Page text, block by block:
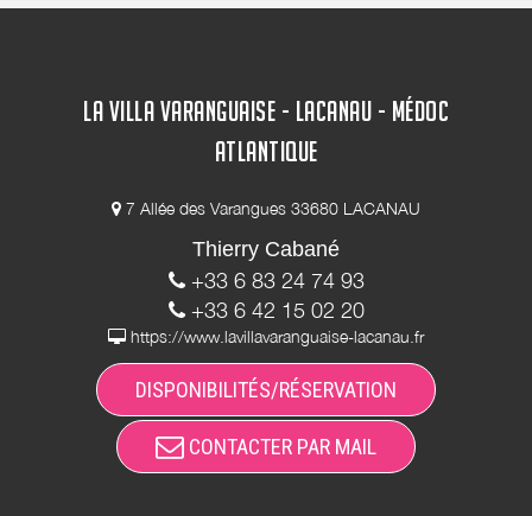
LA VILLA VARANGUAISE - LACANAU - MÉDOC
ATLANTIQUE
7 Allée des Varangues 33680 LACANAU
Thierry Cabané
+33 6 83 24 74 93
+33 6 42 15 02 20
https://www.lavillavaranguaise-lacanau.fr
DISPONIBILITÉS/RÉSERVATION
CONTACTER PAR MAIL